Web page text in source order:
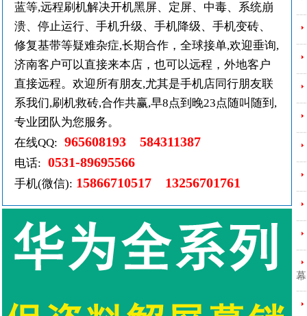
蓝等,远程刷机解决开机黑屏、定屏、中毒、系统崩
溃、停止运行、手机升级、手机降级、手机变砖、
修复基带等疑难杂症,长期合作，全球接单,欢迎垂询,
济南客户可以直接来本店，也可以远程，外地客户
直接远程。欢迎所有朋友,尤其是手机店同行朋友联
系我们,刷机救砖,合作共赢,早8点到晚23点随叫随到,
专业团队为您服务。
在线QQ: 965608193 584311387
电话: 0531-89695566
手机(微信): 15866710517 13256701761